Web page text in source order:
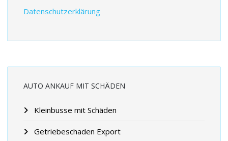
Datenschutzerklärung
AUTO ANKAUF MIT SCHÄDEN
Kleinbusse mit Schäden
Getriebeschaden Export